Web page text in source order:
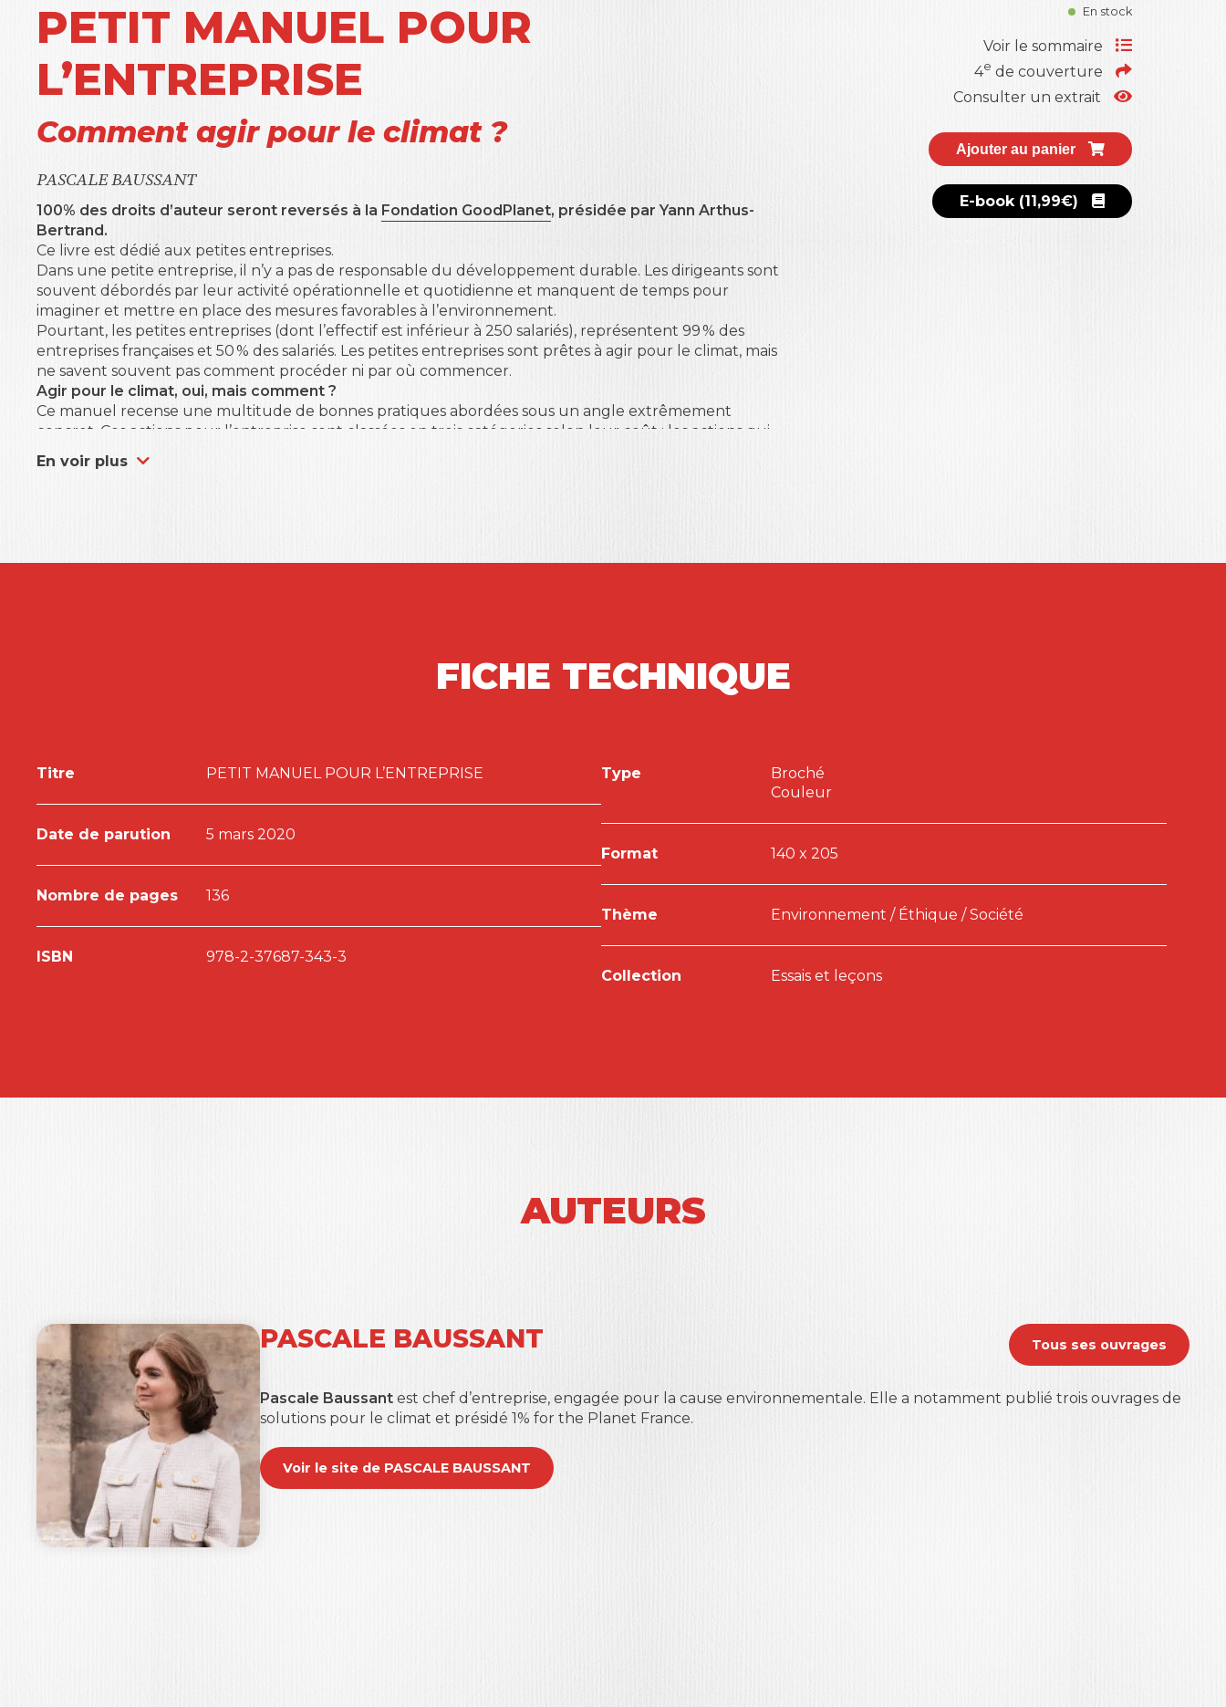
PETIT MANUEL POUR
L’ENTREPRISE
Comment agir pour le climat ?
PASCALE BAUSSANT
100% des droits d’auteur seront reversés à la Fondation GoodPlanet, présidée par Yann Arthus-
Bertrand.
Ce livre est dédié aux petites entreprises.
Dans une petite entreprise, il n’y a pas de responsable du développement durable. Les dirigeants sont
souvent débordés par leur activité opérationnelle et quotidienne et manquent de temps pour
imaginer et mettre en place des mesures favorables à l’environnement.
Pourtant, les petites entreprises (dont l’effectif est inférieur à 250 salariés), représentent 99 % des
entreprises françaises et 50 % des salariés. Les petites entreprises sont prêtes à agir pour le climat, mais
ne savent souvent pas comment procéder ni par où commencer.
Agir pour le climat, oui, mais comment ?
Ce manuel recense une multitude de bonnes pratiques abordées sous un angle extrêmement
concret. Ces actions pour l’entreprise sont classées en trois catégories selon leur coût : les actions qui
ne coûtent rien à l’entreprise, celles qui ont un coût symbolique, et celles qui ont un coût plus élevé.
De nombreux témoignages et partages d’expérience accompagnent ces solutions.
radio « Femmes à la Une – épisode 6 » co-
présentée par Le Courrier financier, Radio Patrimoine,
d’une financière engagée.
En voir plus
En stock
Voir le sommaire
4e de couverture
Consulter un extrait
Ajouter au panier
E-book (11,99€)
FICHE TECHNIQUE
Titre PETIT MANUEL POUR L’ENTREPRISE
Date de parution 5 mars 2020
Nombre de pages 136
ISBN 978-2-37687-343-3
Type
Broché
Couleur
Format 140 x 205
Thème Environnement / Éthique / Société
Collection Essais et leçons
AUTEURS
PASCALE BAUSSANT Tous ses ouvrages
Pascale Baussant est chef d’entreprise, engagée pour la cause environnementale. Elle a notamment publié trois ouvrages de
solutions pour le climat et présidé 1% for the Planet France.
Voir le site de PASCALE BAUSSANT